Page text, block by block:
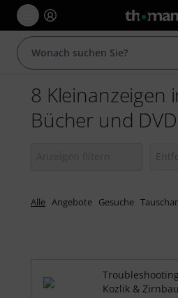
8 Kleinanzeigen
Bücher und
Alle Angebote Gesuche
Kozlik &